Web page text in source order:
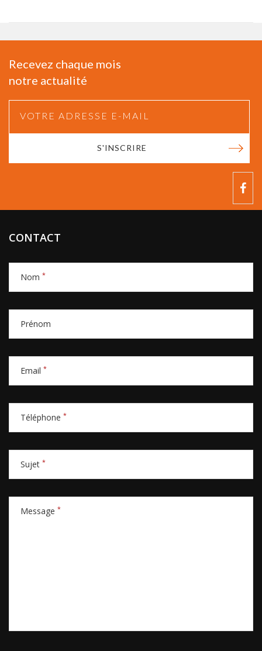
Recevez chaque mois
notre actualité
S'INSCRIRE
CONTACT
Nom *
Prénom
Email *
Téléphone *
Sujet *
Message *